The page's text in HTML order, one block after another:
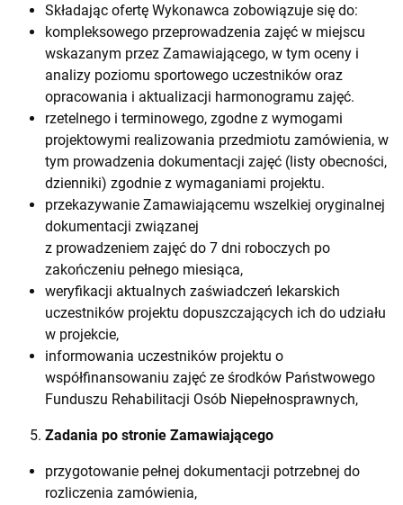
Składając ofertę Wykonawca zobowiązuje się do:
kompleksowego przeprowadzenia zajęć w miejscu
wskazanym przez Zamawiającego, w tym oceny i
analizy poziomu sportowego uczestników oraz
opracowania i aktualizacji harmonogramu zajęć.
rzetelnego i terminowego, zgodne z wymogami
projektowymi realizowania przedmiotu zamówienia, w
tym prowadzenia dokumentacji zajęć (listy obecności,
dzienniki) zgodnie z wymaganiami projektu.
przekazywanie Zamawiającemu wszelkiej oryginalnej
dokumentacji związanej
z prowadzeniem zajęć do 7 dni roboczych po
zakończeniu pełnego miesiąca,
weryfikacji aktualnych zaświadczeń lekarskich
uczestników projektu dopuszczających ich do udziału
w projekcie,
informowania uczestników projektu o
współfinansowaniu zajęć ze środków Państwowego
Funduszu Rehabilitacji Osób Niepełnosprawnych,
Zadania po stronie Zamawiającego
przygotowanie pełnej dokumentacji potrzebnej do
rozliczenia zamówienia,